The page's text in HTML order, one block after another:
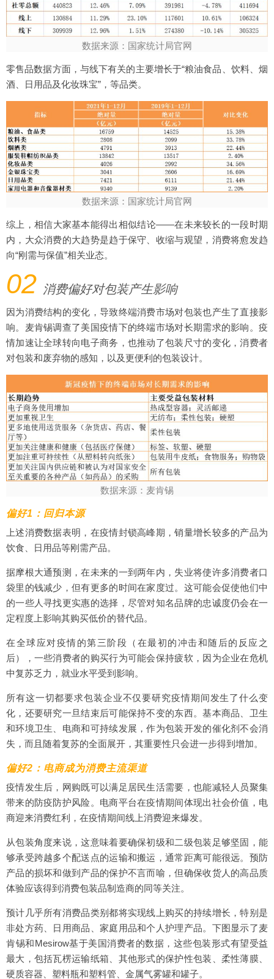
数据来源：国家统计局官网
零售品数据方面，与线下有关的主要增长于“粮油食品、饮料、烟
酒、日用品及化妆珠宝”，等品类。
数据来源：国家统计局官网
综上，相信大家基本能得出相似结论——在未来较长的一段时期
内，大众消费的大趋势是趋于保守、收缩与观望，消费将愈发趋
向“刚需与保值”相关业态。
02 消费偏好对包装产生影响
因为消费结构的变化，导致终端消费市场对包装也产生了直接影
响。麦肯锡调查了美国疫情下的终端市场对长期需求的影响。疫
情加速让全球转向电子商务，也推动了包装尺寸的变化，消费者
对包装和废弃物的感知，以及更便利的包装设计。
数据来源：麦肯锡
偏好1：回归本源
上述消费数据表明，在疫情封锁高峰期，销量增长较多的产品为
饮食、日用品等刚需产品。
据摩根大通预测，在未来的一到两年内，失业将使许多消费者口
袋里的钱减少，但有更多的时间在家度过。这可能会促使他们中
的一些人寻找更实惠的选择，尽管对知名品牌的忠诚度仍会在一
定程度上影响其购买低价的替代品。
在全球应对疫情的第三阶段（在最初的冲击和随后的反应之
后），一些消费者的购买行为可能会保持疲软，因为企业在危机
中复苏乏力，就业水平受到影响。
所有这一切都要求包装企业不仅要研究疫情期间发生了什么变
化，还要研究一旦结束后可能保持不变的东西。基本商品、卫生
和环境卫生、电商和可持续发展，作为包装开发的催化剂不会消
失，而且随着复苏的全面展开，其重要性只会进一步得到增加。
偏好2：电商成为消费主流渠道
疫情发生后，网购既可以满足居民生活需要，也能减轻人员聚集
带来的防疫防护风险。电商平台在疫情期间体现出社会价值，电
商迎来消费红利，在疫情期间线上消费迎来爆发。
从包装角度来说，这意味着要确保初级和二级包装足够坚固，能
够承受跨越多个配送点的运输和搬运，通常距离可能很远。预防
产品的损坏和做到产品的保护不言而喻，但确保收货人的高品质
体验应该得到消费包装品制造商的同等关注。
预计几乎所有消费品类别都将实现线上购买的持续增长，特别是
非处方药、日用商品、家庭用品和个人护理产品。下图显示了麦
肯锡和Mesirow基于美国消费者的数据，这些包装形式有望受益
最大，包括瓦楞运输纸箱、其他形式的保护性包装、柔性薄膜、
硬质容器、塑料瓶和塑料管、金属气雾罐和罐子。